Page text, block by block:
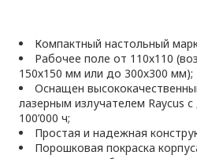
Компактный настольный
Рабочее поле от 110х110
150х150 мм или до 300х300 мм);
Оснащен
лазерным излучателем Raycus
100’000 ч;
Простая и надежная
Порошковая покраска